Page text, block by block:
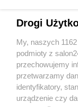
Sport
Kultura
Drogi
My, naszych
podmioty z
przechowujemy
przetwarzamy
identyfikatory,
urządzenie czy